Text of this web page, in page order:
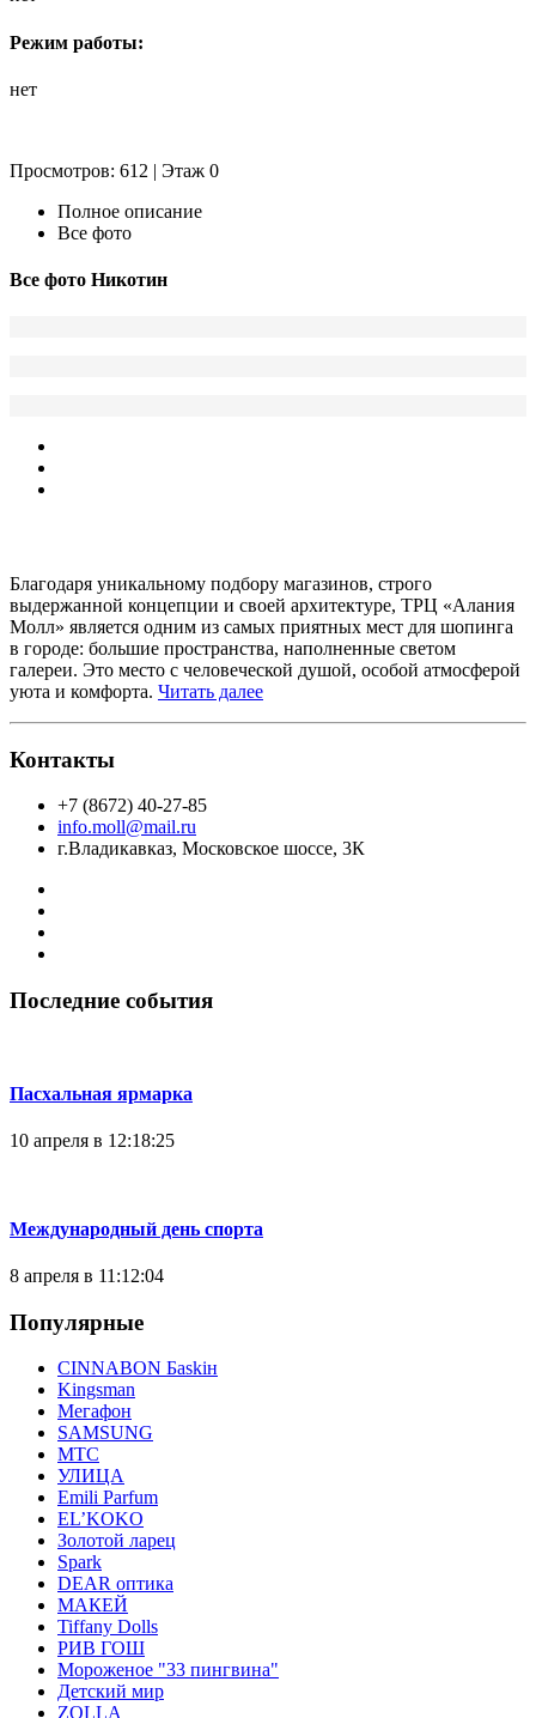
Режим работы:
нет
Просмотров: 612 | Этаж 0
Полное описание
Все фото
Все фото Никотин
Благодаря уникальному подбору магазинов, строго
выдержанной концепции и своей архитектуре, ТРЦ «Алания
Молл» является одним из самых приятных мест для шопинга
в городе: большие пространства, наполненные светом
галереи. Это место с человеческой душой, особой атмосферой
уюта и комфорта. Читать далее
Контакты
+7 (8672) 40-27-85
info.moll@mail.ru
г.Владикавказ, Московское шоссе, 3К
Последние события
Пасхальная ярмарка
10 апреля в 12:18:25
Международный день спорта
8 апреля в 11:12:04
Популярные
CINNABON Бaskiн
Kingsman
Мегафон
SAMSUNG
МТС
УЛИЦА
Emili Parfum
EL’KOKO
Золотой ларец
Spark
DEAR оптика
МАКЕЙ
Tiffany Dolls
РИВ ГОШ
Мороженое "33 пингвина"
Детский мир
ZOLLA